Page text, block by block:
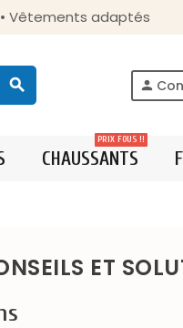
Vêtements adaptés
search person
CHAUSSANTS
PRIX FOUS !!
ET